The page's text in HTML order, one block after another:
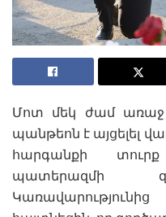
Մոտ մեկ ժամ առաջ
պանթեոն է այցելել
հարգանքի տուրք
պատերազմի